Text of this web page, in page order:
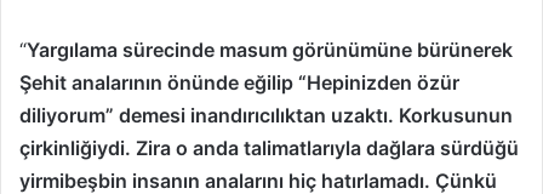
“Yargılama sürecinde masum görünümüne bürünerek
Şehit analarının önünde eğilip “Hepinizden özür
diliyorum” demesi inandırıcılıktan uzaktı. Korkusunun
çirkinliğiydi. Zira o anda talimatlarıyla dağlara sürdüğü
yirmibeşbin insanın analarını hiç hatırlamadı. Çünkü